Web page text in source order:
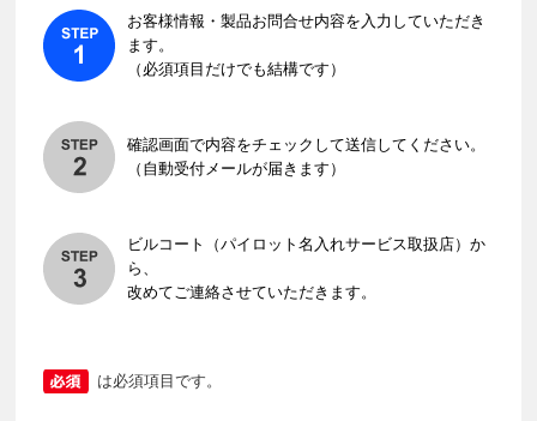
お客様情報・製品お問合せ内容を入力していただき
ます。
（必須項目だけでも結構です）
確認画面で内容をチェックして送信してください。
（自動受付メールが届きます）
ビルコート（パイロット名入れサービス取扱店）か
ら、
改めてご連絡させていただきます。
は必須項目です。